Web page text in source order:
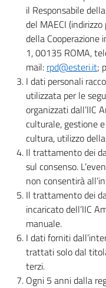
il Responsabile
del MAECI
della Cooperazione
1, 00135 ROMA,
mail: rpd@esteri.it;
I dati personali
utilizzata per le
organizzati dall’IIC
culturale, gestione
cultura, utilizzo
Il trattamento dei
sul consenso.
non consentirà
Il trattamento dei
incaricato dell’IIC
manuale.
I dati forniti
trattati solo dal
terzi.
Ogni 5 anni dalla